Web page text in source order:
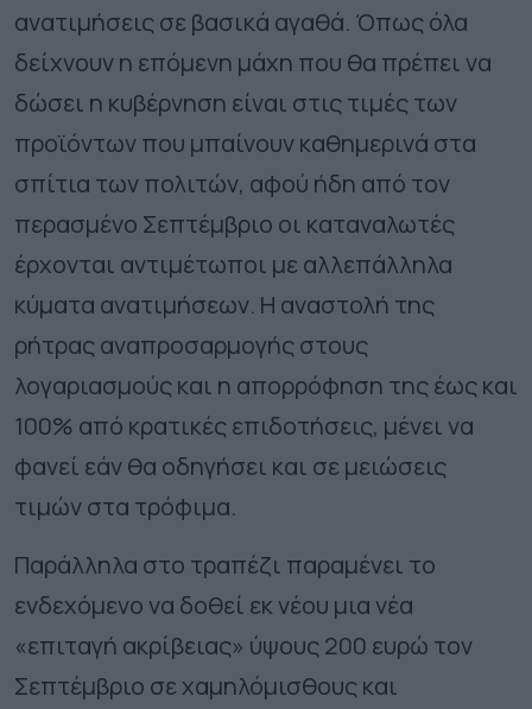
ανατιμήσεις σε βασικά αγαθά. Όπως όλα
δείχνουν η επόμενη μάχη που θα πρέπει να
δώσει η κυβέρνηση είναι στις τιμές των
προϊόντων που μπαίνουν καθημερινά στα
σπίτια των πολιτών, αφού ήδη από τον
περασμένο Σεπτέμβριο οι καταναλωτές
έρχονται αντιμέτωποι με αλλεπάλληλα
κύματα ανατιμήσεων. Η αναστολή της
ρήτρας αναπροσαρμογής στους
λογαριασμούς και η απορρόφηση της έως και
100% από κρατικές επιδοτήσεις, μένει να
φανεί εάν θα οδηγήσει και σε μειώσεις
τιμών στα τρόφιμα.
Παράλληλα στο τραπέζι παραμένει το
ενδεχόμενο να δοθεί εκ νέου μια νέα
«επιταγή ακρίβειας» ύψους 200 ευρώ τον
Σεπτέμβριο σε χαμηλόμισθους και